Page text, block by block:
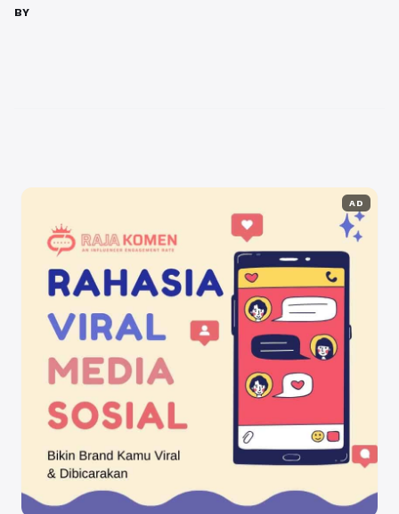
untuk memilih tempat yang tidak hanya menarik
BY
AD